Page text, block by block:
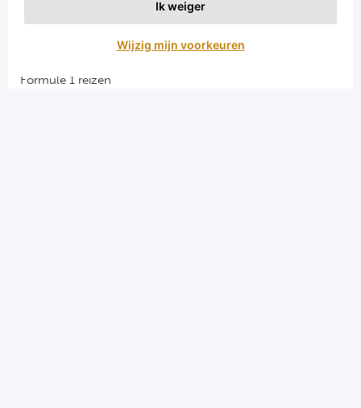
Ik weiger
Wijzig mijn voorkeuren
Aanmelden
Formule 1 reizen